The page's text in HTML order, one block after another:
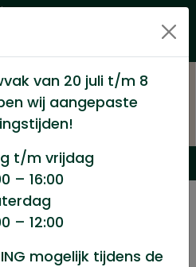
een eerlijke prijs
100stuks
van 20 juli t/m 8
wij aangepaste
t/m vrijdag
– 16:00
– 12:00
mogelijk tijdens de